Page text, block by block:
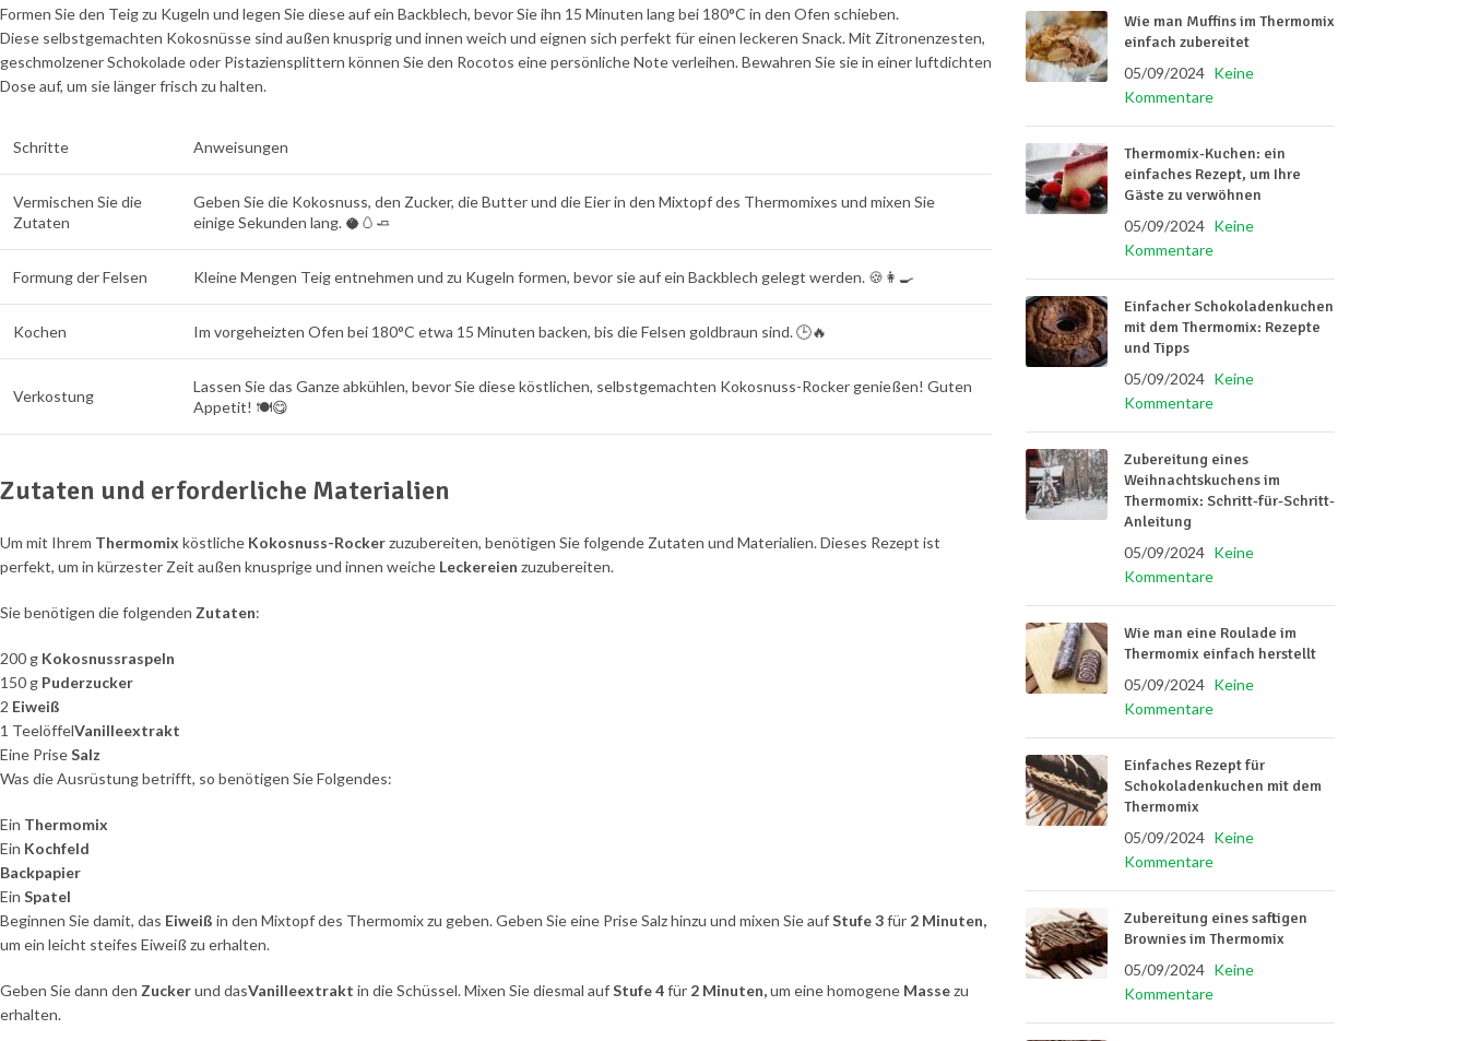
Formen Sie den Teig zu Kugeln und legen Sie diese auf ein Backblech, bevor Sie ihn 15 Minuten lang bei 180°C in den Ofen schieben.
Diese selbstgemachten Kokosnüsse sind außen knusprig und innen weich und eignen sich perfekt für einen leckeren Snack. Mit Zitronenzesten,
geschmolzener Schokolade oder Pistaziensplittern können Sie den Rocotos eine persönliche Note verleihen. Bewahren Sie sie in einer luftdichten
Dose auf, um sie länger frisch zu halten.
Schritte Anweisungen
Vermischen Sie die
Zutaten
Geben Sie die Kokosnuss, den Zucker, die Butter und die Eier in den Mixtopf des Thermomixes und mixen Sie
einige Sekunden lang. 🥥🥚🧈
Formung der Felsen Kleine Mengen Teig entnehmen und zu Kugeln formen, bevor sie auf ein Backblech gelegt werden. 🍪👩‍🍳
Kochen Im vorgeheizten Ofen bei 180°C etwa 15 Minuten backen, bis die Felsen goldbraun sind. 🕒🔥
Verkostung
Lassen Sie das Ganze abkühlen, bevor Sie diese köstlichen, selbstgemachten Kokosnuss-Rocker genießen! Guten
Appetit! 🍽️😋
Zutaten und erforderliche Materialien
Um mit Ihrem Thermomix köstliche Kokosnuss-Rockerzuzubereiten, benötigen Sie folgende Zutaten und Materialien. Dieses Rezept ist
perfekt, um in kürzester Zeit außen knusprige und innen weiche Leckereien zuzubereiten.
Sie benötigen die folgenden Zutaten:
200 g Kokosnussraspeln
150 g Puderzucker
2 Eiweiß
1 TeelöffelVanilleextrakt
Eine PriseSalz
Was die Ausrüstung betrifft, so benötigen Sie Folgendes:
Ein Thermomix
Ein Kochfeld
Backpapier
Ein Spatel
Beginnen Sie damit, das Eiweiß in den Mixtopf des Thermomix zu geben. Geben Sie eine Prise Salz hinzu und mixen Sie aufStufe 3für 2 Minuten,
um ein leicht steifes Eiweiß zu erhalten.
Geben Sie dann den Zuckerund dasVanilleextrakt in die Schüssel. Mixen Sie diesmal aufStufe 4für 2 Minuten,um eine homogene Massezu
erhalten.
Wie man Muffins im Thermomix
einfach zubereitet
05/09/2024 Keine
Kommentare
Thermomix-Kuchen: ein
einfaches Rezept, um Ihre
Gäste zu verwöhnen
05/09/2024 Keine
Kommentare
Einfacher Schokoladenkuchen
mit dem Thermomix: Rezepte
und Tipps
05/09/2024 Keine
Kommentare
Zubereitung eines
Weihnachtskuchens im
Thermomix: Schritt-für-Schritt-
Anleitung
05/09/2024 Keine
Kommentare
Wie man eine Roulade im
Thermomix einfach herstellt
05/09/2024 Keine
Kommentare
Einfaches Rezept für
Schokoladenkuchen mit dem
Thermomix
05/09/2024 Keine
Kommentare
Zubereitung eines saftigen
Brownies im Thermomix
05/09/2024 Keine
Kommentare